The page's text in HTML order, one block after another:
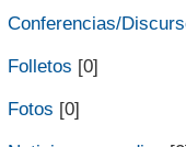
Conferencias/
Folletos [0]
Fotos [0]